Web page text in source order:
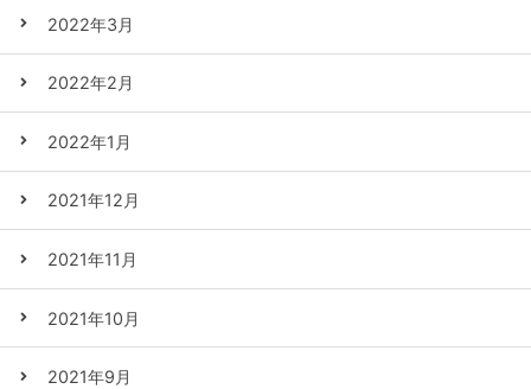
2022年3月
2022年2月
2022年1月
2021年12月
2021年11月
2021年10月
2021年9月